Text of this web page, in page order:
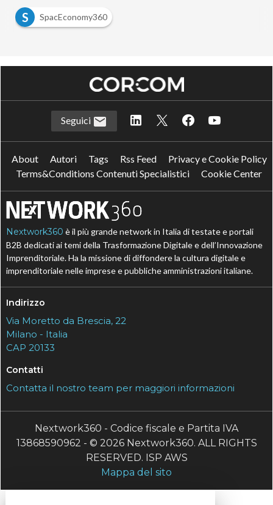
S
SpacEconomy360
Seguici
About Autori Tags Rss Feed
Privacy e Cookie Policy
Terms&Conditions Contenuti Specialistici
Cookie Center
Nextwork360 è il più grande network in Italia di testate e portali
B2B dedicati ai temi della Trasformazione Digitale e dell’Innovazione
Imprenditoriale. Ha la missione di diffondere la cultura digitale e
imprenditoriale nelle imprese e pubbliche amministrazioni italiane.
Indirizzo
Via Moretto da Brescia, 22
Milano - Italia
CAP 20133
Contatti
Contatta il nostro team per maggiori informazioni
Nextwork360 - Codice fiscale e Partita IVA
13868590962 - © 2026 Nextwork360. ALL RIGHTS
RESERVED. ISP AWS
Mappa del sito